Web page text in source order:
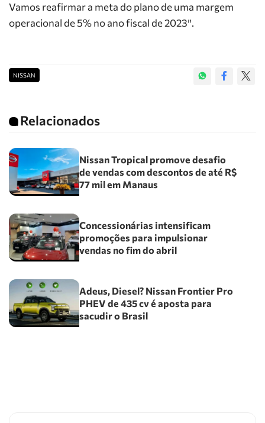
Vamos reafirmar a meta do plano de uma margem
operacional de 5% no ano fiscal de 2023″.
NISSAN
Relacionados
Nissan Tropical promove desafio
de vendas com descontos de até R$
77 mil em Manaus
Concessionárias intensificam
promoções para impulsionar
vendas no fim do abril
Adeus, Diesel? Nissan Frontier Pro
PHEV de 435 cv é aposta para
sacudir o Brasil